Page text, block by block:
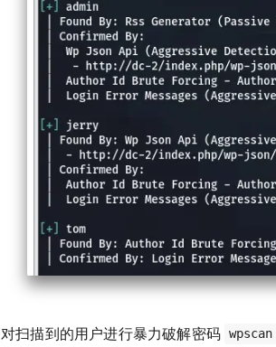
对扫描到的用户进行暴力破解密码